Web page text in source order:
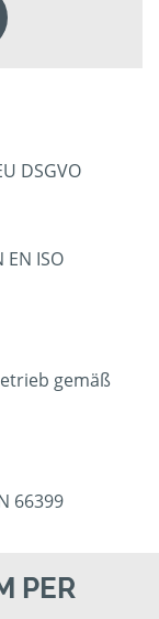
DSGVO
ISO
gemäß
66399
PER